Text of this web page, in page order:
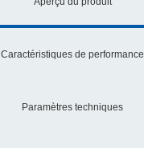
Caractéristiques de performance
Paramètres techniques